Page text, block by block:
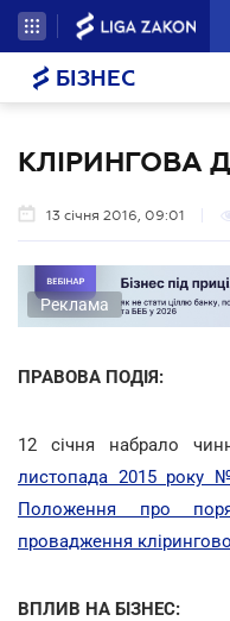
БІЗНЕС
КЛІРИНГОВА
13 січня 2016, 09:01
Реклама
ПРАВОВА ПОДІЯ:
12 січня набрало
листопада 2015 року
Положення про
провадження
ВПЛИВ НА БІЗНЕС: